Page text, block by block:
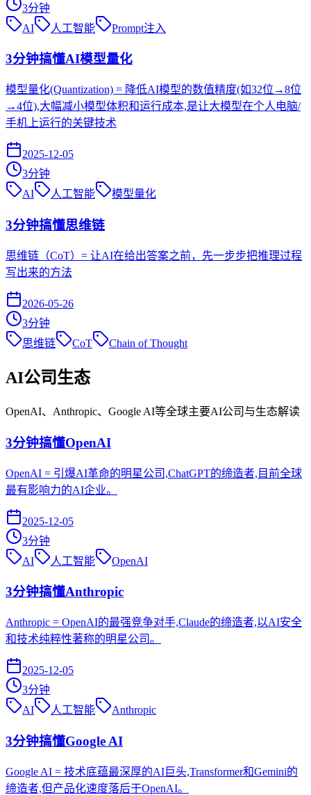
3分钟
AI
人工智能 Prompt注入
3分钟搞懂AI模型量化
模型量化(Quantization) = 降低AI模型的数值精度(如32位→8位
→4位),大幅减小模型体积和运行成本,是让大模型在个人电脑/
手机上运行的关键技术
2025-12-05
3分钟
AI
人工智能 模型量化
3分钟搞懂思维链
思维链（CoT）= 让AI在给出答案之前，先一步步把推理过程
写出来的方法
2026-05-26
3分钟
思维链
CoT Chain of Thought
AI公司生态
OpenAI、Anthropic、Google AI等全球主要AI公司与生态解读
3分钟搞懂OpenAI
OpenAI = 引爆AI革命的明星公司,ChatGPT的缔造者,目前全球
最有影响力的AI企业。
2025-12-05
3分钟
AI
人工智能 OpenAI
3分钟搞懂Anthropic
Anthropic = OpenAI的最强竞争对手,Claude的缔造者,以AI安全
和技术纯粹性著称的明星公司。
2025-12-05
3分钟
AI
人工智能 Anthropic
3分钟搞懂Google AI
Google AI = 技术底蕴最深厚的AI巨头,Transformer和Gemini的
缔造者,但产品化速度落后于OpenAI。